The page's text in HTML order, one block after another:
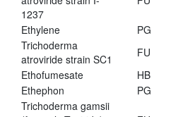
1237
Ethylene PG
Trichoderma
atroviride strain SC1
FU
Ethofumesate
HB
Ethephon
PG
Trichoderma gamsii